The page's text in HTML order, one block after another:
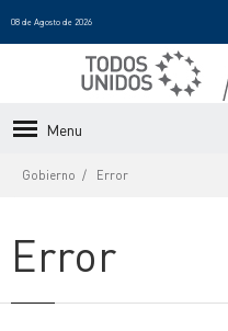
08 de Agosto de 2026
Menu
Gobierno Error
Error